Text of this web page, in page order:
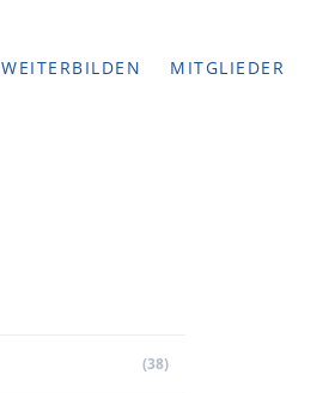
WEITERBILDEN MITGLIEDER
(38)